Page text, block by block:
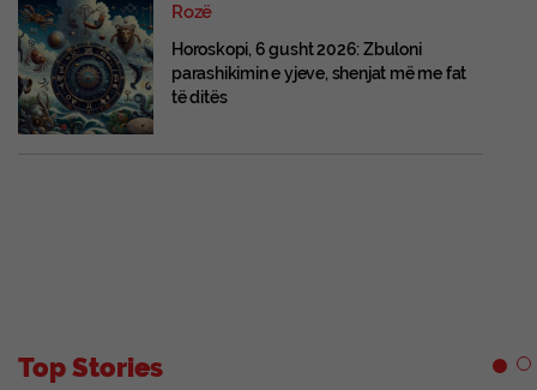
Rozë
Horoskopi, 6 gusht 2026: Zbuloni
parashikimin e yjeve, shenjat më me fat
të ditës
Top Stories